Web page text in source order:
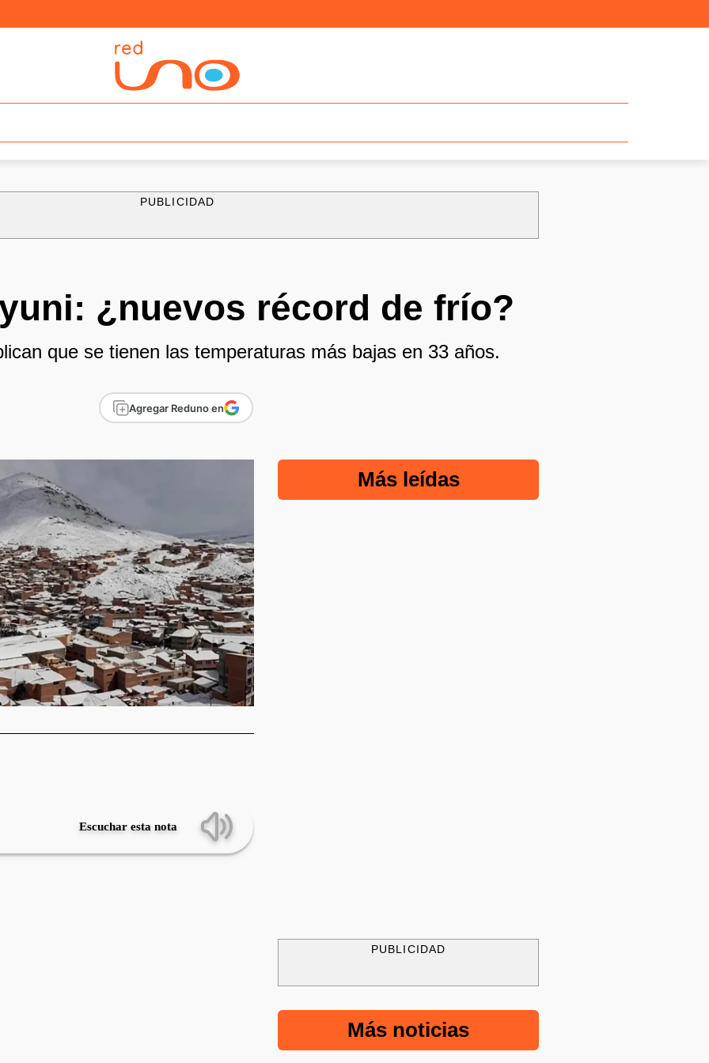
PUBLICIDAD
¿nuevos récord de frío?
que se tienen las temperaturas más bajas en 33 años.
Agregar Reduno en
Escuchar esta nota
Más leídas
PUBLICIDAD
Más noticias